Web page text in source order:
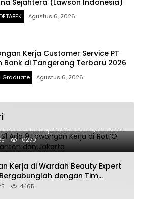
Sejahtera (Lawson Indonesia)
Agustus 6, 2026
Kerja Customer Service PT
Bank di Tangerang Terbaru 2026
Graduate Agustus 6, 2026
SMA-S1 Ada 9 Lowongan
Penempatan Jabar, Banten
10270
Kerja di Wardah Beauty Expert
dengan Tim
4465